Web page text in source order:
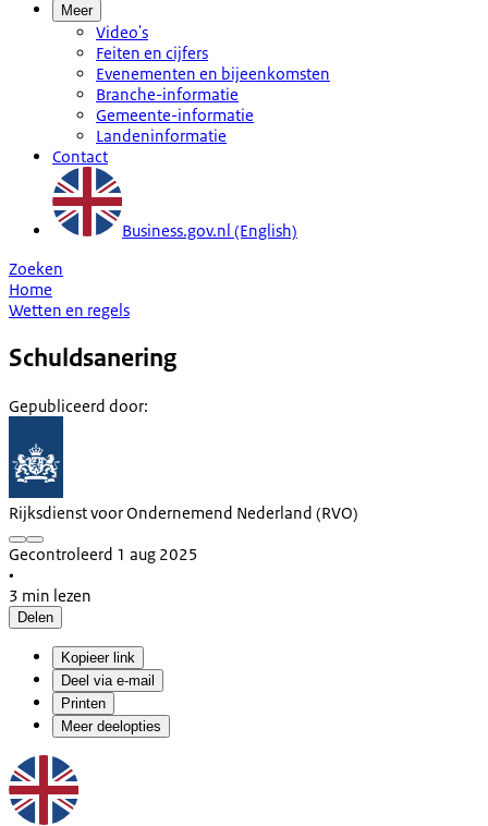
Meer
Video's
Feiten en cijfers
Evenementen en bijeenkomsten
Branche-informatie
Gemeente-informatie
Landeninformatie
Contact
Business.gov.nl (English)
Zoeken
Home
Wetten en regels
Schuldsanering
Gepubliceerd door:
Rijksdienst voor Ondernemend Nederland (RVO)
Gecontroleerd 1 aug 2025
•
3 min lezen
Delen
Kopieer link
Deel via e-mail
Printen
Meer deelopties